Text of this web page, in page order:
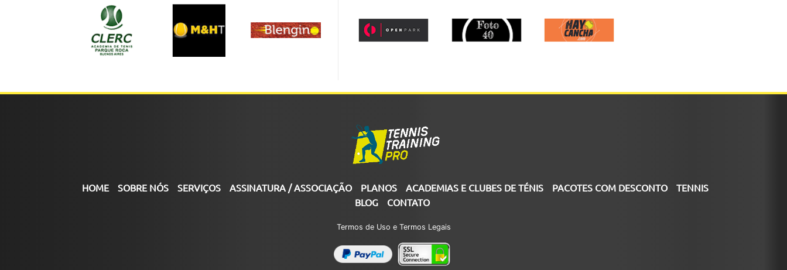
HOME SOBRE NÓS SERVIÇOS ASSINATURA / ASSOCIAÇÃO PLANOS ACADEMIAS E CLUBES DE TÉNIS PACOTES COM DESCONTO
TENNIS
BLOG
CONTATO
Termos de Uso e Termos Legais